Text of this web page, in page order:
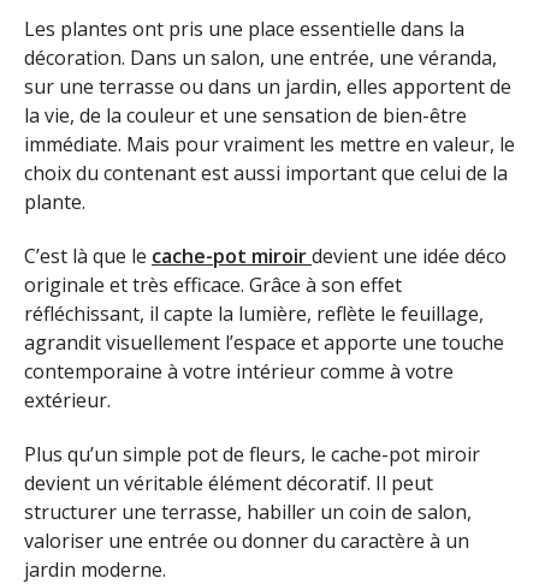
Les plantes ont pris une place essentielle dans la
décoration. Dans un salon, une entrée, une véranda,
sur une terrasse ou dans un jardin, elles apportent de
la vie, de la couleur et une sensation de bien-être
immédiate. Mais pour vraiment les mettre en valeur, le
choix du contenant est aussi important que celui de la
plante.
C’est là que le cache-pot miroirdevient une idée déco
originale et très efficace. Grâce à son effet
réfléchissant, il capte la lumière, reflète le feuillage,
agrandit visuellement l’espace et apporte une touche
contemporaine à votre intérieur comme à votre
extérieur.
Plus qu’un simple pot de fleurs, le cache-pot miroir
devient un véritable élément décoratif. Il peut
structurer une terrasse, habiller un coin de salon,
valoriser une entrée ou donner du caractère à un
jardin moderne.